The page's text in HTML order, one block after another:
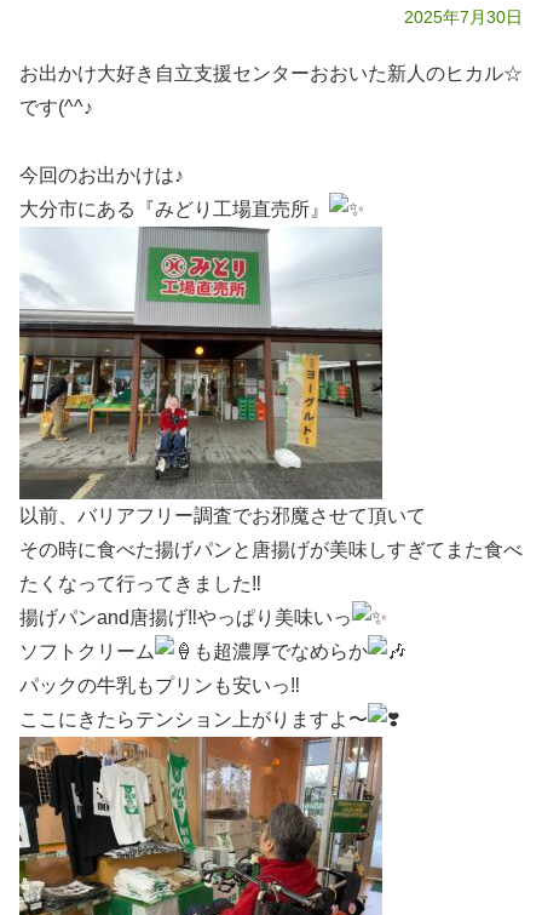
2025年7月30日
お出かけ大好き自立支援センターおおいた新人のヒカル☆
です(^^♪
今回のお出かけは♪
大分市にある『みどり工場直売所』
以前、バリアフリー調査でお邪魔させて頂いて
その時に食べた揚げパンと唐揚げが美味しすぎてまた食べ
たくなって行ってきました‼︎
揚げパンand唐揚げ‼︎やっぱり美味いっ
ソフトクリーム
も超濃厚でなめらか
パックの牛乳もプリンも安いっ‼︎
ここにきたらテンション上がりますよ〜